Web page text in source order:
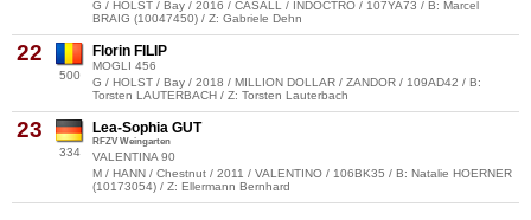
G / HOLST / Bay / 2016 / CASALL / INDOCTRO / 107YA73 / B: Marcel
BRAIG (10047450) / Z: Gabriele Dehn
22
500
Florin FILIP
MOGLI 456
G / HOLST / Bay / 2018 / MILLION DOLLAR / ZANDOR / 109AD42 / B:
Torsten LAUTERBACH / Z: Torsten Lauterbach
23
334
Lea-Sophia GUT
RFZV Weingarten
VALENTINA 90
M / HANN / Chestnut / 2011 / VALENTINO / 106BK35 / B: Natalie HOERNER
(10173054) / Z: Ellermann Bernhard